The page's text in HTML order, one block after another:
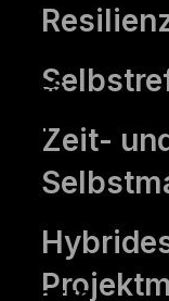
Zeit-
als